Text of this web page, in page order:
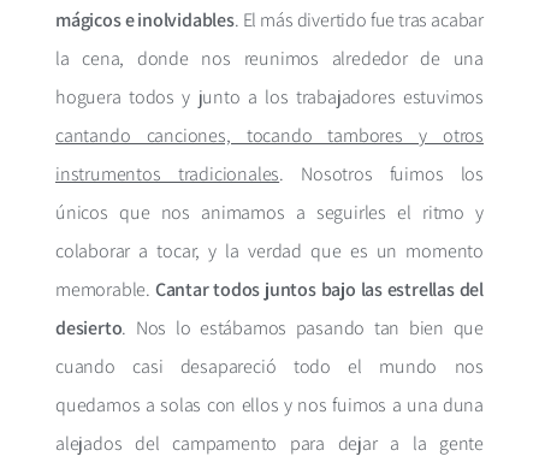
mágicos e inolvidables. El más divertido fue tras acabar
la cena, donde nos reunimos alrededor de una
hoguera todos y junto a los trabajadores estuvimos
cantando canciones, tocando tambores y otros
instrumentos tradicionales. Nosotros fuimos los
únicos que nos animamos a seguirles el ritmo y
colaborar a tocar, y la verdad que es un momento
memorable. Cantar todos juntos bajo las estrellas del
desierto. Nos lo estábamos pasando tan bien que
cuando casi desapareció todo el mundo nos
quedamos a solas con ellos y nos fuimos a una duna
alejados del campamento para dejar a la gente